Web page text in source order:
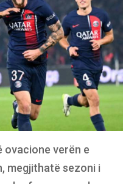
ovacione verën e
megjithatë sezoni i